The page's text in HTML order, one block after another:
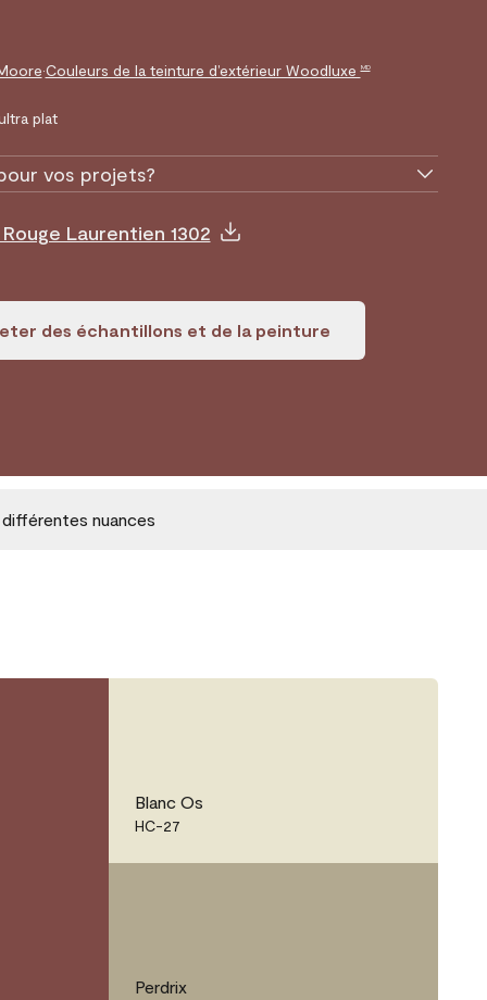
•Couleurs de la teinture d’extérieur WoodluxeMD
plat
vos projets?
Laurentien 1302
des échantillons et de la peinture
nuances
Blanc Os
HC-27
Perdrix